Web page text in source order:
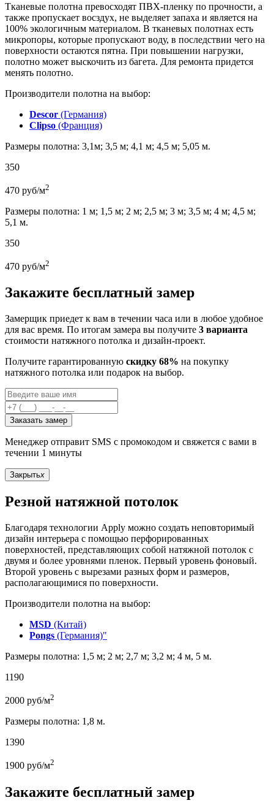
Тканевые полотна превосходят ПВХ-пленку по прочности, а
также пропускает восздух, не выделяет запаха и является на
100% экологичным материалом. В тканевых полотнах есть
микропоры, которые пропускают воду, в последствии чего на
поверхности остаются пятна. При повышении нагрузки,
полотно может выскочить из багета. Для ремонта придется
менять полотно.
Производители полотна на выбор:
Descor (Германия)
Clipso (Франция)
Размеры полотна: 3,1м; 3,5 м; 4,1 м; 4,5 м; 5,05 м.
350
470 руб/м2
Размеры полотна: 1 м; 1,5 м; 2 м; 2,5 м; 3 м; 3,5 м; 4 м; 4,5 м;
5,1 м.
350
470 руб/м2
Закажите бесплатный замер
Замерщик приедет к вам в течении часа или в любое удобное
для вас время. По итогам замера вы получите 3 варианта
стоимости натяжного потолка и дизайн-проект.
Получите гарантированную скидку 68% на покупку
натяжного потолка или подарок на выбор.
Заказать замер
Менеджер отправит SMS с промокодом и свяжется с вами в
течении 1 минуты
Закрытьx
Резной натяжной потолок
Благодаря технологии Apply можно создать неповторимый
дизайн интерьера с помощью перфорированных
поверхностей, представляющих собой натяжной потолок с
двумя и более уровнями пленок. Первый уровень фоновый.
Второй уровень с вырезами разных форм и размеров,
располагающимися по поверхности.
Производители полотна на выбор:
MSD (Китай)
Pongs (Германия)"
Размеры полотна: 1,5 м; 2 м; 2,7 м; 3,2 м; 4 м, 5 м.
1190
2000 руб/м2
Размеры полотна: 1,8 м.
1390
1900 руб/м2
Закажите бесплатный замер